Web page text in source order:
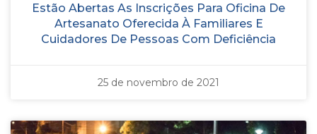
Estão Abertas As Inscrições Para Oficina De
Artesanato Oferecida À Familiares E
Cuidadores De Pessoas Com Deficiência
25 de novembro de 2021